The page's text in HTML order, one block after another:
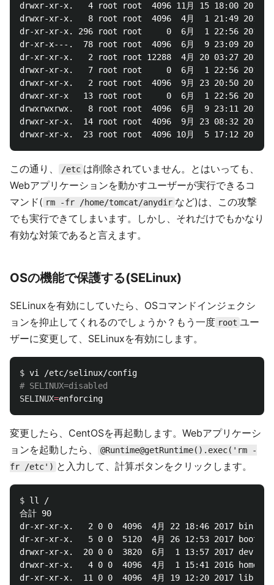
drwxr-xr-x.   4 root root  4096 11月 15 18:00 2015
drwxr-xr-x.   8 root root  4096  4月  1 21:49 2017
dr-xr-xr-x. 296 root root     0  6月  1 22:56 2017
dr-xr-x---.  78 root root  4096  6月  9 23:09 2017
dr-xr-xr-x.   2 root root 12288  4月 20 03:27 2017
drwxr-xr-x.   7 root root     0  6月  1 22:56 2017
drwxr-xr-x.   2 root root  4096  9月 23 20:50 2011
drwxr-xr-x   13 root root     0  6月  1 22:56 2017
drwxrwxrwx.   8 root root  4096  6月  9 23:11 2017
drwxr-xr-x.  14 root root  4096  9月 23 08:32 2016
この通り、 /etc は削除されていません。とはいっても、
Webアプリケーションを動かすユーザーが実行できるコ
マンド( rm -fr /home/tomcat/anydir など)は、この攻撃
でも実行できてしまいます。しかし、それだけでもかなり
有効な対策であると言えます。
OSの機能で保護する(SELinux)
SELinuxを有効にしていたら、OSコマンドインジェクシ
ョンを抑止してくれるのでしょうか？もう一度 root ユー
ザーに変更して、SELinuxを有効にします。
$
# SELINUX=disabled
SELINUX=
変更したら、CentOSを再起動します。Webアプリケーシ
ョンを起動したら、
@Runtime@getRuntime().exec('rm -
fr /etc') と入力して、計算ボタンをクリックします。
$ ll /
合計 90
dr-xr-xr-x.   2 0 0  4096  4月 22 18:46 2017 bin
dr-xr-xr-x.   5 0 0  5120  4月 26 12:53 2017 boot
drwxr-xr-x.  20 0 0  3820  6月  1 13:57 2017 dev
drwxr-xr-x.   4 0 0  4096  4月  1 15:41 2016 home
dr-xr-xr-x.  11 0 0  4096  4月 19 12:20 2017 lib